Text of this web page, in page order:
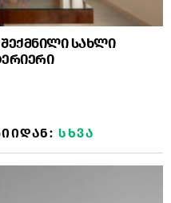
სახლი
ᲡᲮᲕᲐ